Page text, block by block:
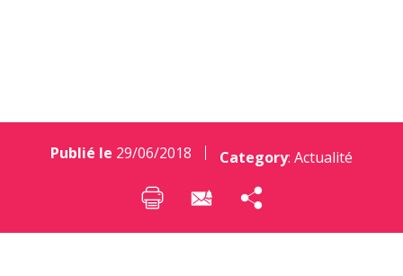
Publié le 29/06/2018 Category: Actualité